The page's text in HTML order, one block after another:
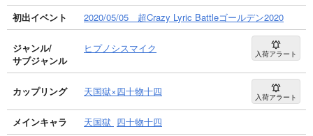
初出イベント
2020/05/05 超Crazy Lyric Battleゴールデン2020
ジャンル/
サブジャンル
ヒプノシスマイク 入荷アラート
カップリング 天国獄×四十物十四 入荷アラート
メインキャラ 天国獄 四十物十四